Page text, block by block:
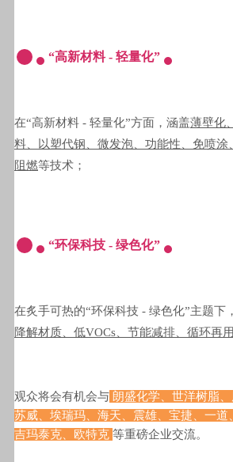
“高新材料 - 轻量化”
在“高新材料 - 轻量化”方面，涵盖薄壁化
料、以塑代钢、微发泡、功能性、免喷涂
阻燃等技术；
“环保科技 - 绿色化”
在炙手可热的“环保科技 - 绿色化”主题下
降解材质、低VOCs、节能减排、循环再用
观众将会有机会与 朗盛化学、世洋树脂、
苏威、埃瑞玛、海天、震雄、宝捷、一道
吉玛泰克、欧特克 等重磅企业交流。